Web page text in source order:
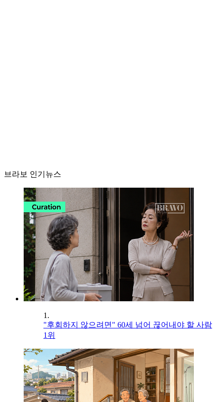
브라보 인기뉴스
1.
"후회하지 않으려면" 60세 넘어 끊어내야 할 사람
1위